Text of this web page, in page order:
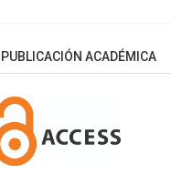
PUBLICACIÓN ACADÉMICA